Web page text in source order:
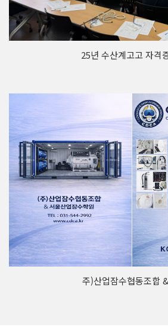
25년 수산계고고 자격
주)산업잠수협동조합